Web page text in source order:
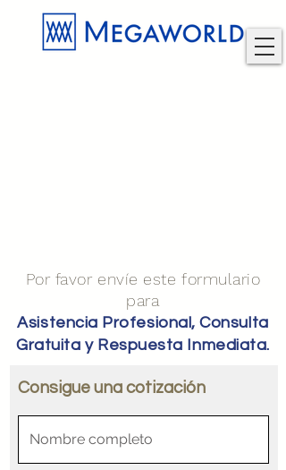
Por favor envíe este formulario
para
Asistencia Profesional, Consulta
Gratuita y Respuesta Inmediata.
Consigue una cotización